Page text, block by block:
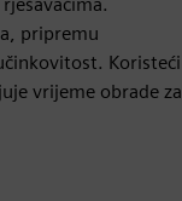
pripremu
Koristeći
vrijeme obrade za